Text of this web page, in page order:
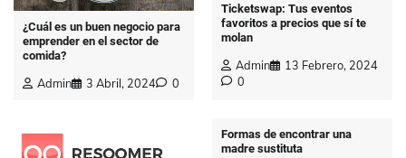
¿Cuál es un buen negocio para
emprender en el sector de
comida?
Admin 3 Abril, 2024 0
Ticketswap: Tus eventos
favoritos a precios que sí te
molan
Admin
13 Febrero, 2024
0
Formas de encontrar una
madre sustituta